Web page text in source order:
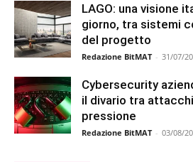
LAGO: una visione
giorno, tra sistemi
del progetto
Redazione BitMAT - 31/07/
Cybersecurity
il divario tra
pressione
Redazione BitMAT - 03/08/